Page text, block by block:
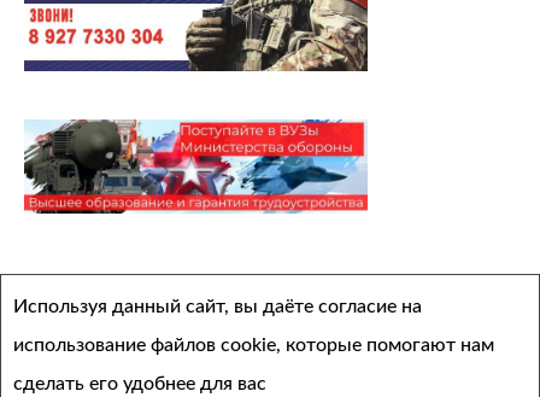
Архивы
Выберите месяц
Используя данный сайт, вы даёте согласие на
использование файлов cookie, которые помогают нам
сделать его удобнее для вас